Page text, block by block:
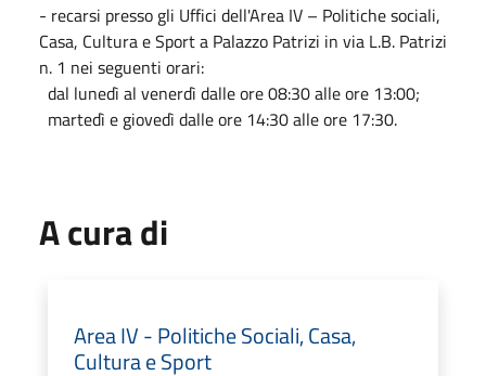
- recarsi presso gli Uffici dell'Area IV – Politiche sociali,
Casa, Cultura e Sport a Palazzo Patrizi in via L.B. Patrizi
n. 1 nei seguenti orari:
dal lunedì al venerdì dalle ore 08:30 alle ore 13:00;
martedì e giovedì dalle ore 14:30 alle ore 17:30.
A cura di
Area IV - Politiche Sociali, Casa,
Cultura e Sport